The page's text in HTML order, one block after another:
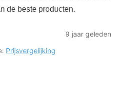
de beste producten.
9 jaar geleden
Prijsvergelijking